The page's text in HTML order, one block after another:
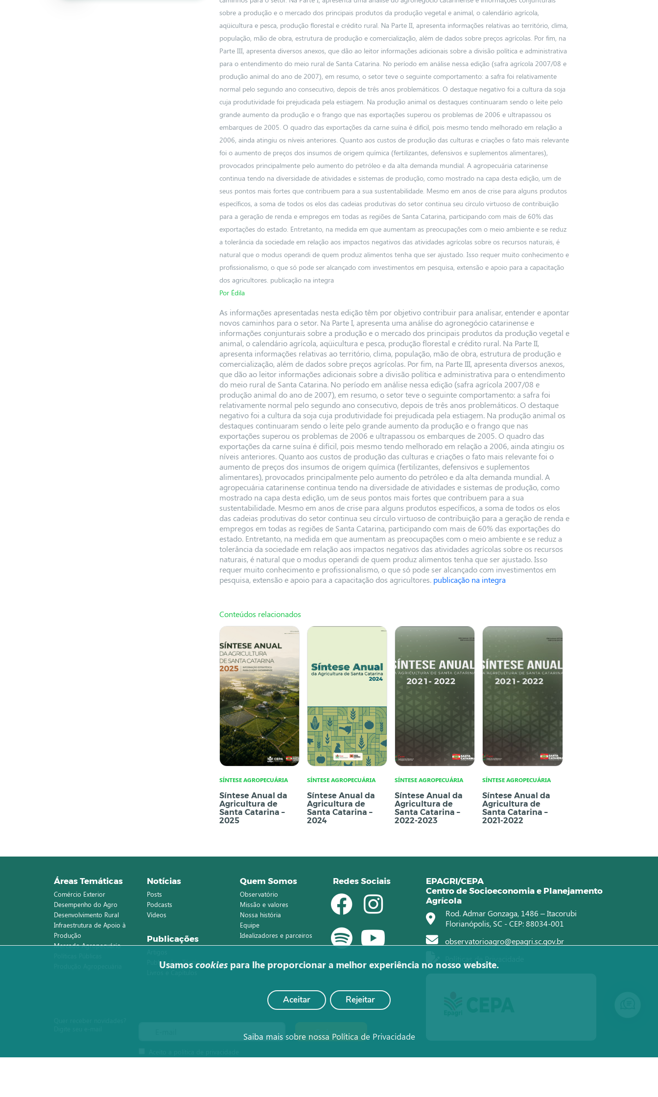
sobre a produção e o mercado dos principais produtos da produção vegetal e animal, o calendário agrícola,
aqüicultura e pesca, produção florestal e crédito rural. Na Parte II, apresenta informações relativas ao território, clima,
população, mão de obra, estrutura de produção e comercialização, além de dados sobre preços agrícolas. Por fim, na
Parte III, apresenta diversos anexos, que dão ao leitor informações adicionais sobre a divisão política e administrativa
para o entendimento do meio rural de Santa Catarina. No período em análise nessa edição (safra agrícola 2007/08 e
produção animal do ano de 2007), em resumo, o setor teve o seguinte comportamento: a safra foi relativamente
normal pelo segundo ano consecutivo, depois de três anos problemáticos. O destaque negativo foi a cultura da soja
cuja produtividade foi prejudicada pela estiagem. Na produção animal os destaques continuaram sendo o leite pelo
grande aumento da produção e o frango que nas exportações superou os problemas de 2006 e ultrapassou os
embarques de 2005. O quadro das exportações da carne suína é difícil, pois mesmo tendo melhorado em relação a
2006, ainda atingiu os níveis anteriores. Quanto aos custos de produção das culturas e criações o fato mais relevante
foi o aumento de preços dos insumos de origem química (fertilizantes, defensivos e suplementos alimentares),
provocados principalmente pelo aumento do petróleo e da alta demanda mundial. A agropecuária catarinense
continua tendo na diversidade de atividades e sistemas de produção, como mostrado na capa desta edição, um de
seus pontos mais fortes que contribuem para a sua sustentabilidade. Mesmo em anos de crise para alguns produtos
específicos, a soma de todos os elos das cadeias produtivas do setor continua seu círculo virtuoso de contribuição
para a geração de renda e empregos em todas as regiões de Santa Catarina, participando com mais de 60% das
exportações do estado. Entretanto, na medida em que aumentam as preocupações com o meio ambiente e se reduz
a tolerância da sociedade em relação aos impactos negativos das atividades agrícolas sobre os recursos naturais, é
natural que o modus operandi de quem produz alimentos tenha que ser ajustado. Isso requer muito conhecimento e
profissionalismo, o que só pode ser alcançado com investimentos em pesquisa, extensão e apoio para a capacitação
dos agricultores. publicação na integra
Por Édila
As informações apresentadas nesta edição têm por objetivo contribuir para analisar, entender e apontar
novos caminhos para o setor. Na Parte I, apresenta uma análise do agronegócio catarinense e
informações conjunturais sobre a produção e o mercado dos principais produtos da produção vegetal e
animal, o calendário agrícola, aqüicultura e pesca, produção florestal e crédito rural. Na Parte II,
apresenta informações relativas ao território, clima, população, mão de obra, estrutura de produção e
comercialização, além de dados sobre preços agrícolas. Por fim, na Parte III, apresenta diversos anexos,
que dão ao leitor informações adicionais sobre a divisão política e administrativa para o entendimento
do meio rural de Santa Catarina. No período em análise nessa edição (safra agrícola 2007/08 e
produção animal do ano de 2007), em resumo, o setor teve o seguinte comportamento: a safra foi
relativamente normal pelo segundo ano consecutivo, depois de três anos problemáticos. O destaque
negativo foi a cultura da soja cuja produtividade foi prejudicada pela estiagem. Na produção animal os
destaques continuaram sendo o leite pelo grande aumento da produção e o frango que nas
exportações superou os problemas de 2006 e ultrapassou os embarques de 2005. O quadro das
exportações da carne suína é difícil, pois mesmo tendo melhorado em relação a 2006, ainda atingiu os
níveis anteriores. Quanto aos custos de produção das culturas e criações o fato mais relevante foi o
aumento de preços dos insumos de origem química (fertilizantes, defensivos e suplementos
alimentares), provocados principalmente pelo aumento do petróleo e da alta demanda mundial. A
agropecuária catarinense continua tendo na diversidade de atividades e sistemas de produção, como
mostrado na capa desta edição, um de seus pontos mais fortes que contribuem para a sua
sustentabilidade. Mesmo em anos de crise para alguns produtos específicos, a soma de todos os elos
das cadeias produtivas do setor continua seu círculo virtuoso de contribuição para a geração de renda e
empregos em todas as regiões de Santa Catarina, participando com mais de 60% das exportações do
estado. Entretanto, na medida em que aumentam as preocupações com o meio ambiente e se reduz a
tolerância da sociedade em relação aos impactos negativos das atividades agrícolas sobre os recursos
naturais, é natural que o modus operandi de quem produz alimentos tenha que ser ajustado. Isso
requer muito conhecimento e profissionalismo, o que só pode ser alcançado com investimentos em
pesquisa, extensão e apoio para a capacitação dos agricultores. publicação na integra
Conteúdos relacionados
SÍNTESE AGROPECUÁRIA
Síntese Anual da
Agricultura de
Santa Catarina –
2025
SÍNTESE AGROPECUÁRIA
Síntese Anual da
Agricultura de
Santa Catarina –
2024
SÍNTESE AGROPECUÁRIA
Síntese Anual da
Agricultura de
Santa Catarina –
2022-2023
SÍNTESE AGROPECUÁRIA
Síntese Anual da
Agricultura de
Santa Catarina –
2021-2022
Áreas Temáticas
Comércio Exterior
Desempenho do Agro
Desenvolvimento Rural
Infraestrutura de Apoio à
Produção
Mercado Agropecuário
Notícias
Posts
Podcasts
Vídeos
Publicações
Publicações Técnicas
Quem Somos
Observatório
Missão e valores
Nossa história
Equipe
Idealizadores e parceiros
Redes Sociais
Cadastrar
EPAGRI/CEPA
Centro de Socioeconomia e Planejamento
Agrícola
Rod. Admar Gonzaga, 1486 – Itacorubi
Florianópolis, SC - CEP: 88034-001
observatorioagro@epagri.sc.gov.br
Usamos cookies para lhe proporcionar a melhor experiência no nosso website.
Aceitar Rejeitar
Saiba mais sobre nossa Política de Privacidade